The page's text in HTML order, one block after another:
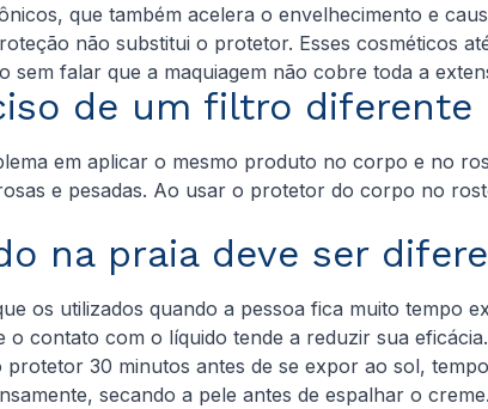
que também acelera o envelhecimento e
não substitui o protetor. Esses cosméticos
sem falar que a maquiagem não cobre toda a
de um filtro
em aplicar o mesmo produto no corpo e no
e pesadas. Ao usar o protetor do corpo no
na praia deve ser
os utilizados quando a pessoa fica muito
contato com o líquido tende a reduzir sua eficácia.
30 minutos antes de se expor ao sol,
secando a pele antes de espalhar o